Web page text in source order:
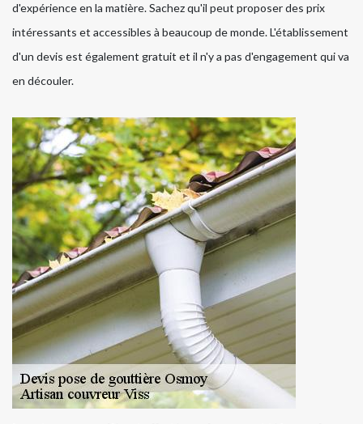
d'expérience en la matière. Sachez qu'il peut proposer des prix
intéressants et accessibles à beaucoup de monde. L'établissement
d'un devis est également gratuit et il n'y a pas d'engagement qui va
en découler.